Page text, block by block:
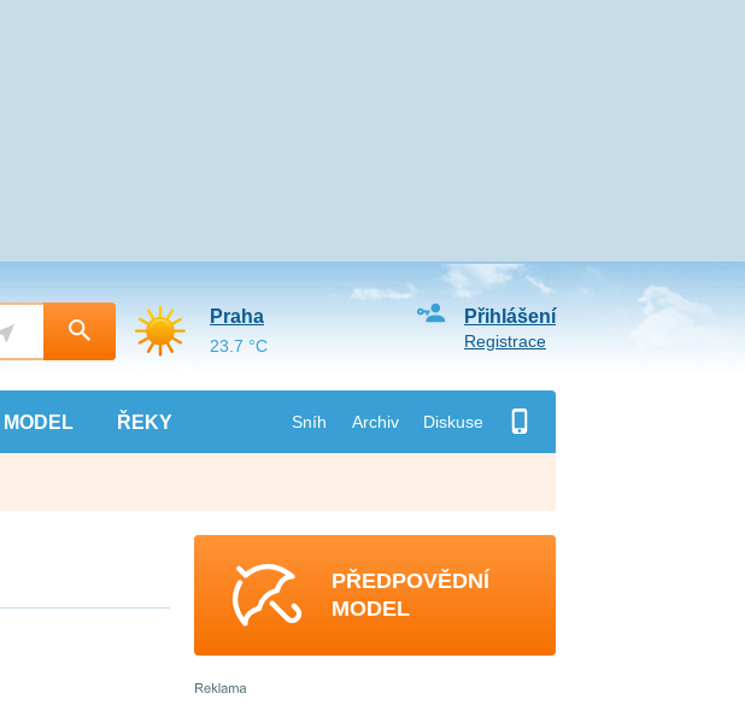
MODEL ŘEKY Sníh Archiv Diskuse
Přihlášení
Registrace
Praha
23.7 °C
PŘEDPOVĚDNÍ
MODEL